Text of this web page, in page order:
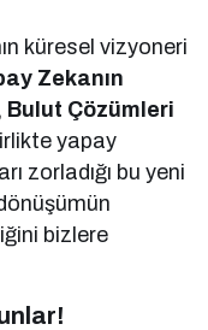
küresel vizyoneri
Zekanın
Bulut Çözümleri
yapay
zorladığı bu yeni
bizlere